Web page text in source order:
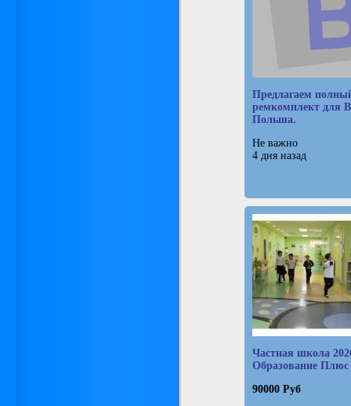
Предлагаем
ремкомплект для
Польша.
Не важно
4 дня назад
Частная школа
Образование
90000 Руб